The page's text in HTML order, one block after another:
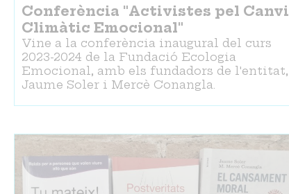
Conferència "Activistes pel Canvi
Climàtic Emocional"
Vine a la conferència inaugural del curs
2023-2024 de la Fundació Ecologia
Emocional, amb els fundadors de l'entitat,
Jaume Soler i Mercè Conangla.